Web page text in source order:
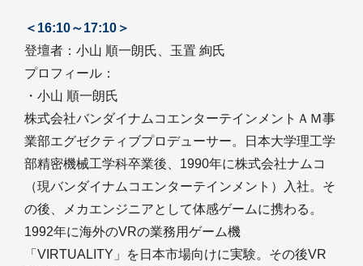
＜16:10～17:10＞
登壇者：小山 順一朗氏、玉置 絢氏
プロフィール：
・小山 順一朗氏
株式会社バンダイナムコエンターテインメントＡＭ事
業部エグゼクティブプロデューサー。日本大学理工学
部精密機械工学科卒業後、1990年に株式会社ナムコ
（現バンダイナムコエンターテインメント）入社。そ
の後、メカエンジニアとして体感ゲームに携わる。
1992年に海外のVRの業務用ゲーム機
「VIRTUALITY」を日本市場向けに実験。その後VR